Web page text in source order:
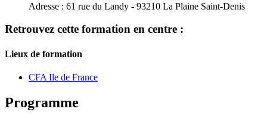
Adresse : 61 rue du Landy - 93210 La Plaine Saint-Denis
Retrouvez cette formation en centre :
Lieux de formation
CFA Ile de France
Programme